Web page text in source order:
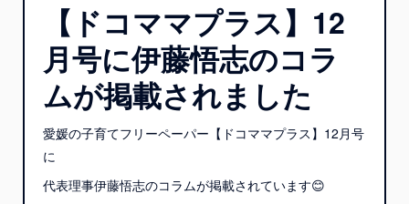
【ドコママプラス】12
月号に伊藤悟志のコラ
ムが掲載されました
愛媛の子育てフリーペーパー【ドコママプラス】12月号
に
代表理事伊藤悟志のコラムが掲載されています😊